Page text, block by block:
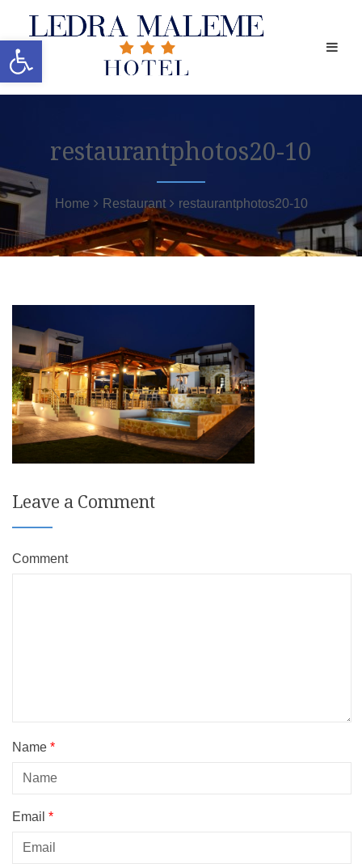
Ανοίξτε τη γραμμή εργαλείων
restaurantphotos20-10
Home Restaurant restaurantphotos20-10
Leave a Comment
Comment
Name *
Email *